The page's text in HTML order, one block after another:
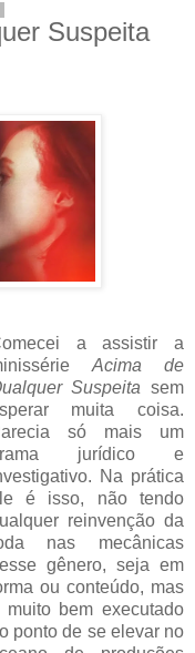
Suspeita
a assistir a
Acima de
Suspeita sem
muita coisa.
só mais um
jurídico e
Na prática
é isso, não tendo
reinvenção da
nas mecânicas
gênero, seja em
ou conteúdo, mas
muito bem executado
ponto de se elevar no